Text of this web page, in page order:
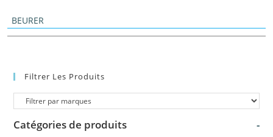
BEURER
Filtrer Les Produits
Catégories de produits -